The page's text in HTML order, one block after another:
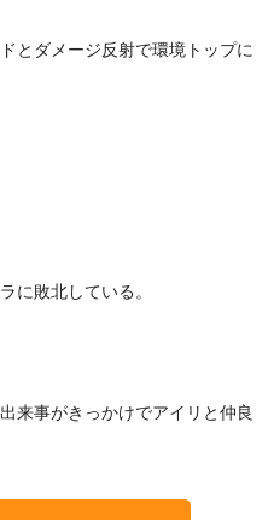
とダメージ反射で環境トップに
に敗北している。
来事がきっかけでアイリと仲良